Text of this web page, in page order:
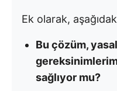
Ek olarak,
Bu çözüm,
sağlıyor mu?